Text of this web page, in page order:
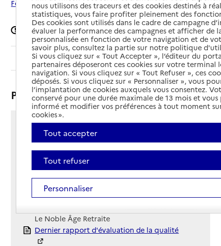
Fossés
Signaler une erreur
Sommaire
Présentation
83 rue du Pont de Créteil
94100 - Saint-Maur-des-Fossés
Voir itinéraire
Téléphone :
01 41 81 46 46
Contact
Contact
Site Internet
Site internet
Le Noble Âge Retraite
Rapport HAS
Dernier rapport d'évaluation de la qualité
nous utilisons des traceurs et des cookies destinés à
statistiques, vous faire profiter pleinement des
Des cookies sont utilisés dans le cadre de campagne
évaluer la performance des campagnes et afficher de
personnalisée en fonction de votre navigation et de
savoir plus, consultez la partie sur notre politique
Si vous cliquez sur « Tout Accepter », l’éditeur du
partenaires déposeront ces cookies sur votre terminal
navigation. Si vous cliquez sur « Tout Refuser », ces
déposés. Si vous cliquez sur « Personnaliser », vous
l’implantation de cookies auxquels vous consentez.
conservé pour une durée maximale de 13 mois et
informé et modifier vos préférences à tout moment
cookies ».
Tout accepter
Tout refuser
Personnaliser